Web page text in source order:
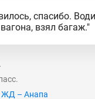
спасибо.
взял багаж."
ЖД – Анапа